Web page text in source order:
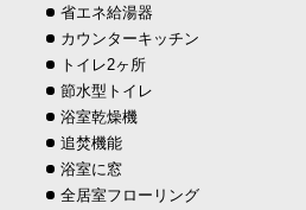
省エネ給湯器
カウンターキッチン
トイレ2ヶ所
節水型トイレ
浴室乾燥機
追焚機能
浴室に窓
全居室フローリング